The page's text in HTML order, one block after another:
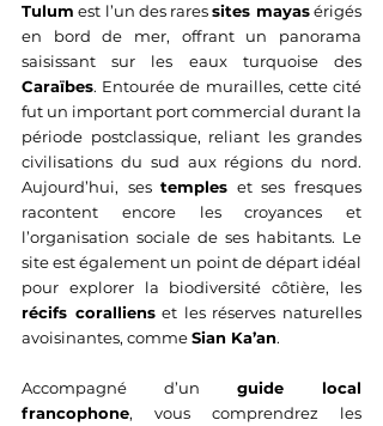
Tulum est l’un des rares sites mayas érigés
en bord de mer, offrant un panorama
Caraïbes. Entourée de murailles, cette cité
fut un important port commercial durant la
période postclassique, reliant les grandes
civilisations du sud aux régions du nord.
Aujourd’hui, ses temples et ses fresques
racontent encore les croyances et
l’organisation sociale de ses habitants. Le
site est également un point de départ idéal
récifs coralliens et les réserves naturelles
avoisinantes, comme Sian Ka’an.
Accompagné d’un guide local
francophone, vous comprendrez les